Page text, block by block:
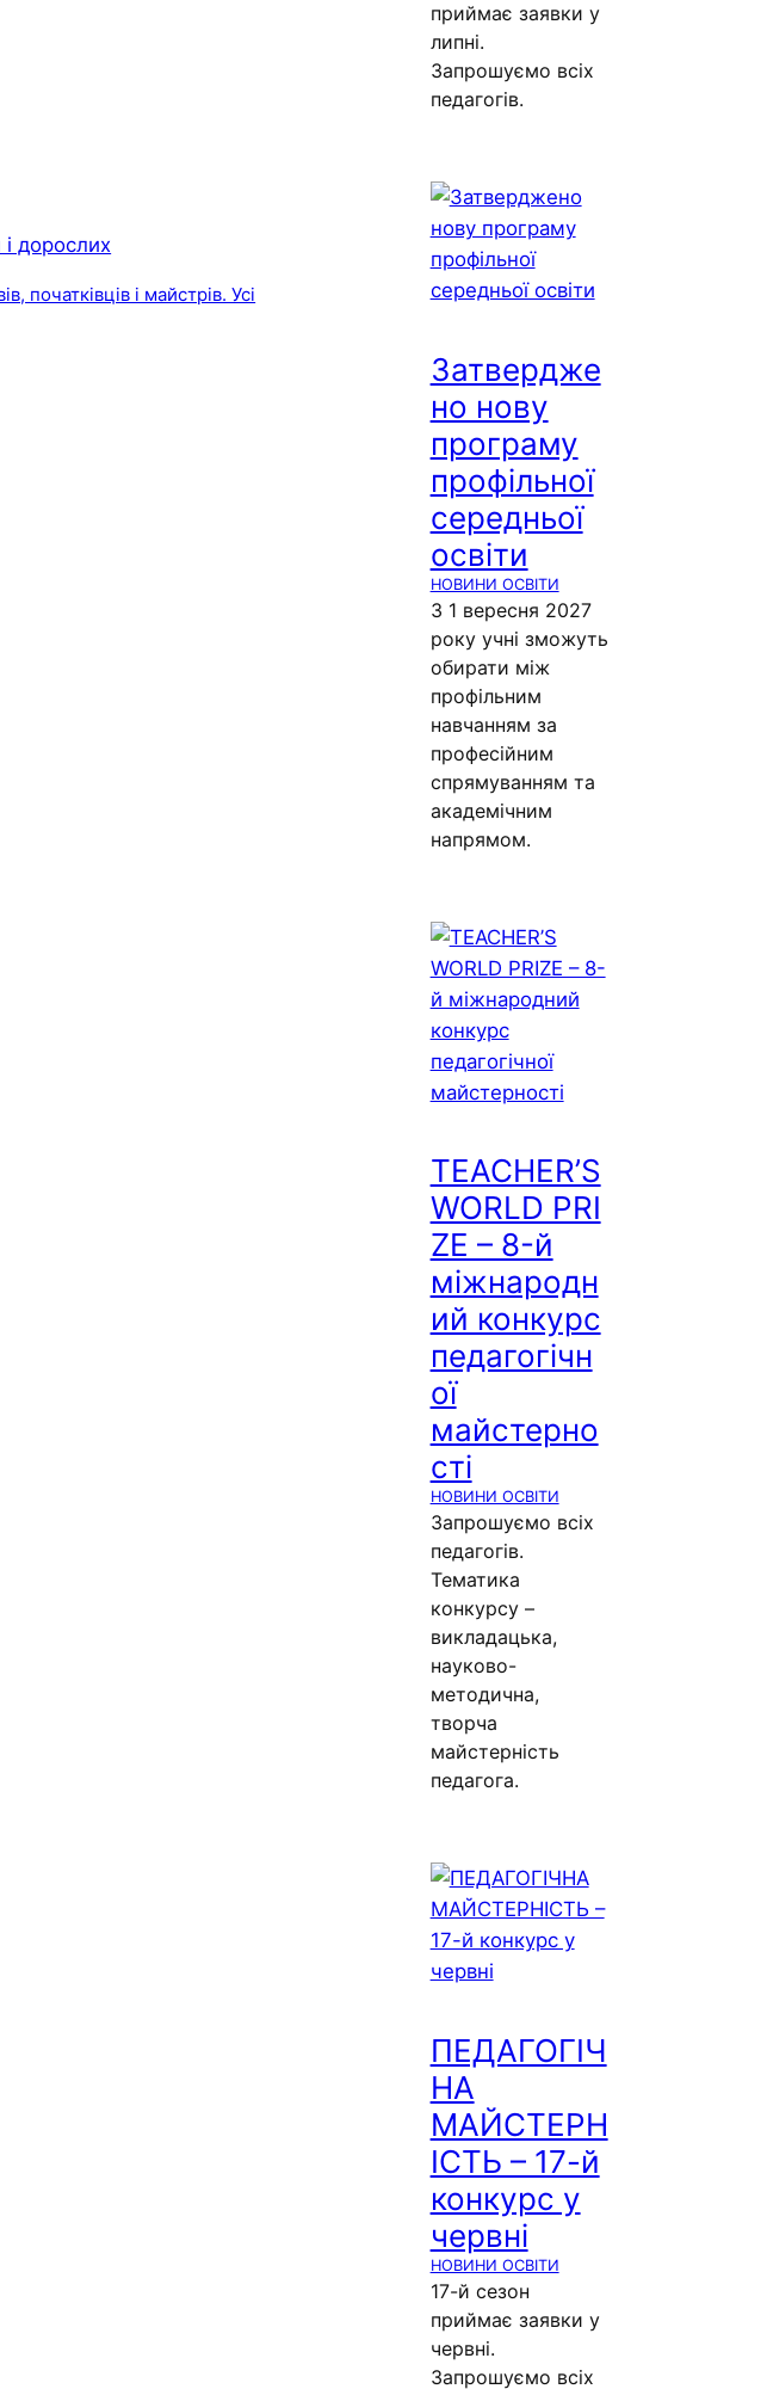
початківців і майстрів. Усі
приймає заявки у
липні.
Запрошуємо всіх
педагогів.
Затвердже
но нову
програму
профільної
середньої
освіти
НОВИНИ ОСВІТИ
З 1 вересня 2027
року учні зможуть
обирати між
профільним
навчанням за
професійним
спрямуванням та
академічним
напрямом.
TEACHER’S
WORLD PRI
ZE – 8-й
міжнародн
ий конкурс
педагогічн
ої
майстерно
сті
НОВИНИ ОСВІТИ
Запрошуємо всіх
педагогів.
Тематика
конкурсу –
викладацька,
науково-
методична,
творча
майстерність
педагога.
ПЕДАГОГІЧ
НА
МАЙСТЕРН
ІСТЬ – 17-й
конкурс у
червні
НОВИНИ ОСВІТИ
17-й сезон
приймає заявки у
червні.
Запрошуємо всіх